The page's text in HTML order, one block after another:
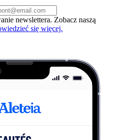
newslettera. Zobacz naszą
się więcej.